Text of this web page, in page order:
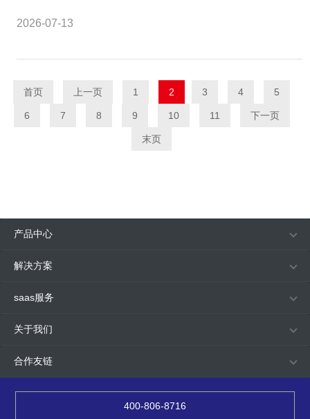
2026-07-13
首页 上一页 1 2 3 4 5
6 7 8 9 10 11 下一页
末页
产品中心
解决方案
saas服务
关于我们
合作友链
400-806-8716